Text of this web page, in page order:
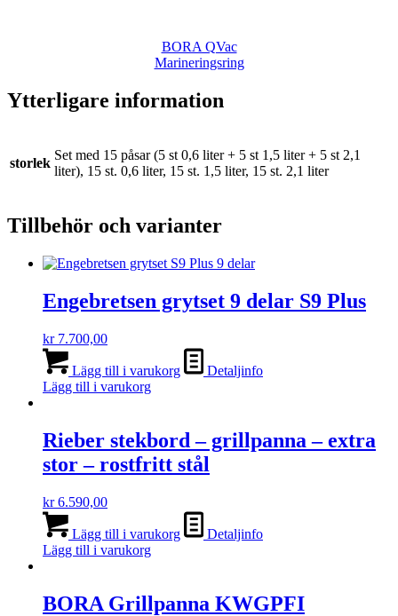
BORA QVac
Marineringsring
Ytterligare information
storlek
Set med 15 påsar (5 st 0,6 liter + 5 st 1,5 liter + 5 st 2,1
liter), 15 st. 0,6 liter, 15 st. 1,5 liter, 15 st. 2,1 liter
Tillbehör och varianter
Engebretsen grytset 9 delar S9 Plus
kr7.700,00
Lägg till i varukorg
Detaljinfo
Lägg till i varukorg
Rieber stekbord – grillpanna – extra
stor – rostfritt stål
kr6.590,00
Lägg till i varukorg
Detaljinfo
Lägg till i varukorg
BORA Grillpanna KWGPFI